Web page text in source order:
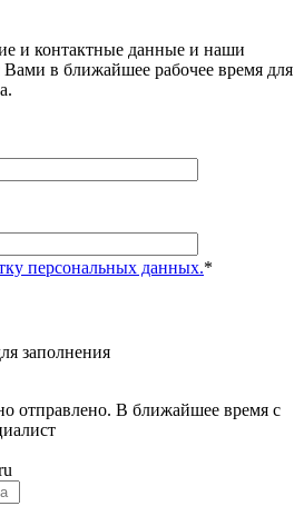
и контактные данные и наши
Вами в ближайшее рабочее время для
персональных данных.*
заполнения
отправлено. В ближайшее время с